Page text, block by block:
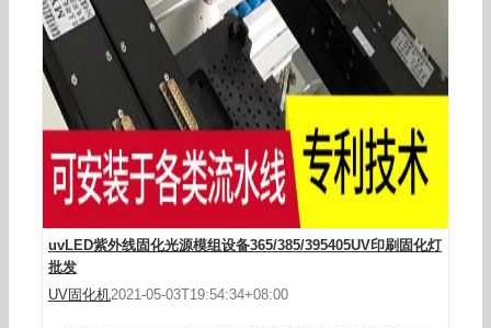
uvLED紫外线固化光源模组设备365/385/395405UV印刷固化灯
批发
UV固化机2021-05-03T19:54:34+08:00
uvled光固机UV胶水固化UV油墨固化UVLED涂料
固化设备